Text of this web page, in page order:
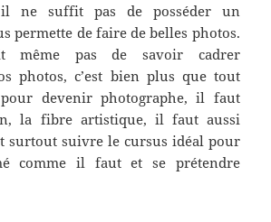
il ne suffit pas de posséder un
permette de faire de belles photos.
même pas de savoir cadrer
photos, c’est bien plus que tout
devenir photographe, il faut
la fibre artistique, il faut aussi
surtout suivre le cursus idéal pour
comme il faut et se prétendre